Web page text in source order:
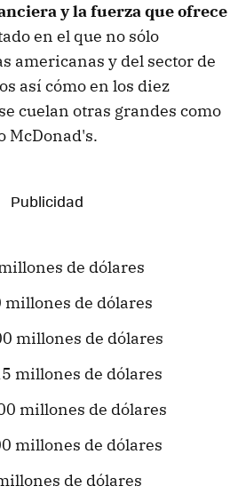
y la fuerza que ofrece
en el que no sólo
americanas y del sector de
así cómo en los diez
cuelan otras grandes como
McDonad's.
de dólares
millones de dólares
millones de dólares
millones de dólares
millones de dólares
millones de dólares
de dólares